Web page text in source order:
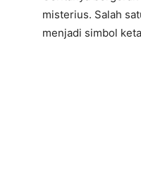
misterius. Salah
menjadi simbol